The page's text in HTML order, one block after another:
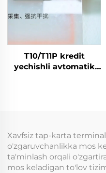
T10/T11P kredit
yechishli avtomatik
Xavfsiz tap-karta
o'zgaruvchanlikka mos
ta'minlash orqali
mos keladigan to'lov